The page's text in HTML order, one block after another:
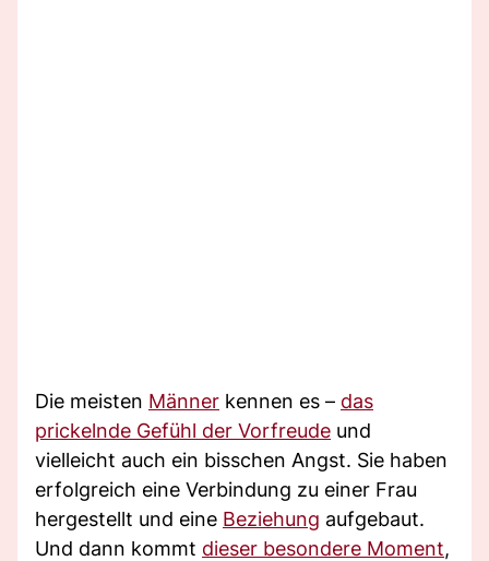
Die meisten Männer kennen es – das
prickelnde Gefühl der Vorfreude und
vielleicht auch ein bisschen Angst. Sie haben
erfolgreich eine Verbindung zu einer Frau
hergestellt und eine Beziehung aufgebaut.
Und dann kommt dieser besondere Moment,